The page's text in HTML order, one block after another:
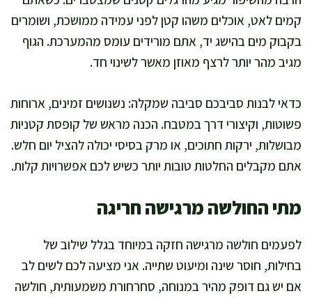
קמים לאט, אוכלים משהו קטן לפני עמידה ממושכת, ושומרים
בקבוק מים בהישג יד, אתם מורידים עומס מהמערכת. הגוף
מגיב מהר יותר לרצף מאוזן מאשר לשינוי חד.
כדאי לבנות סביבכם סביבה שמקלה: נשנושים זמינים, ארוחות
פשוטות, וקיצורי דרך במטבח. הכנה מראש של קופסת קטניות
מבושלות, ירקות חתוכים, או מרק בסיסי יכולה להציל יום חלש.
אתם מקבלים החלטות טובות יותר כשיש לכם אפשרויות קלות.
מתי החולשה מרגישה חריגה
לפעמים חולשה מרגישה חזקה במיוחד בגלל שילוב של
בחילות, חוסר שינה ומיעוט שתייה. אני מציעה לכם לשים לב
אם יש גם דופק מהיר במנוחה, סחרחורת משמעותית, חולשה